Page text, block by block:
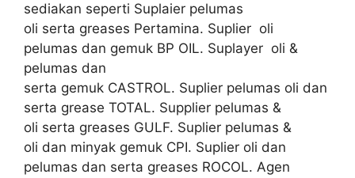
sediakan seperti Suplaier pelumas
oli serta greases Pertamina. Suplier oli
pelumas dan gemuk BP OIL. Suplayer oli &
pelumas dan
serta gemuk CASTROL. Suplier pelumas oli dan
serta grease TOTAL. Supplier pelumas &
oli serta greases GULF. Suplier pelumas &
oli dan minyak gemuk CPI. Suplier oli dan
pelumas dan serta greases ROCOL. Agen